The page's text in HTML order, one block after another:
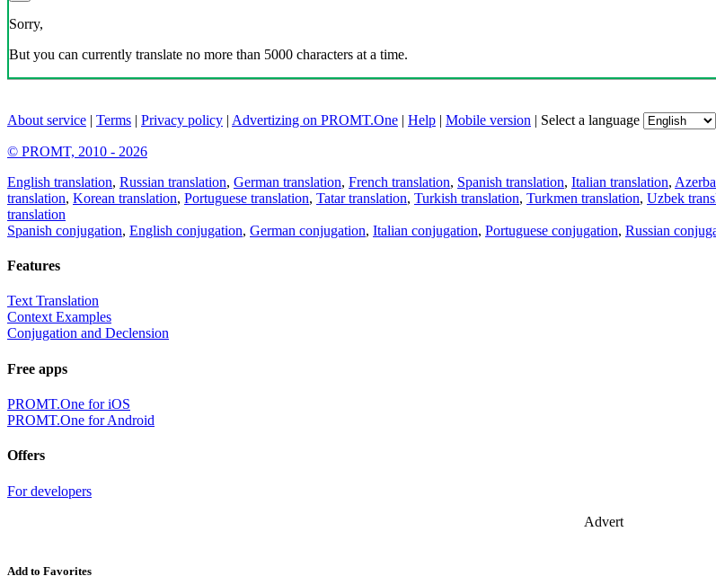
Sorry,
But you can currently translate no more than 5000 characters at a time.
About service | Terms | Privacy policy | Advertizing on PROMT.One | Help | Mobile version | Select a language
© PROMT, 2010 - 2026
English translation, Russian translation, German translation, French translation, Spanish translation, Italian translation,
translation, Korean translation, Portuguese translation, Tatar translation, Turkish translation, Turkmen translation, Uzbek
translation
Spanish conjugation, English conjugation, German conjugation, Italian conjugation, Portuguese conjugation, Russian
Features
Text Translation
Context Examples
Conjugation and Declension
Free apps
PROMT.One for iOS
PROMT.One for Android
Offers
For developers
Advert
Add to Favorites